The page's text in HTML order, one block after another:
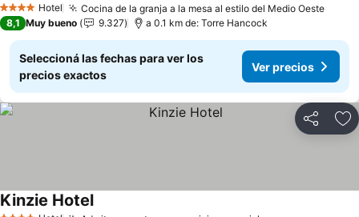
4 EstrellasHotel Cocina de la granja a la mesa al estilo del Medio Oeste
8,1 Muy bueno 9.327 a 0.1 km de: Torre Hancock
Seleccioná las fechas para ver los
precios exactos
Ver precios
Compartir
Kinzie Hotel